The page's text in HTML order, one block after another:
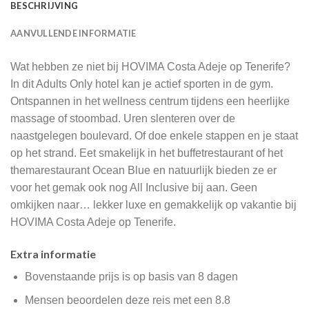
BESCHRIJVING
AANVULLENDE INFORMATIE
Wat hebben ze niet bij HOVIMA Costa Adeje op Tenerife?
In dit Adults Only hotel kan je actief sporten in de gym.
Ontspannen in het wellness centrum tijdens een heerlijke
massage of stoombad. Uren slenteren over de
naastgelegen boulevard. Of doe enkele stappen en je staat
op het strand. Eet smakelijk in het buffetrestaurant of het
themarestaurant Ocean Blue en natuurlijk bieden ze er
voor het gemak ook nog All Inclusive bij aan. Geen
omkijken naar… lekker luxe en gemakkelijk op vakantie bij
HOVIMA Costa Adeje op Tenerife.
Extra informatie
Bovenstaande prijs is op basis van 8 dagen
Mensen beoordelen deze reis met een 8.8